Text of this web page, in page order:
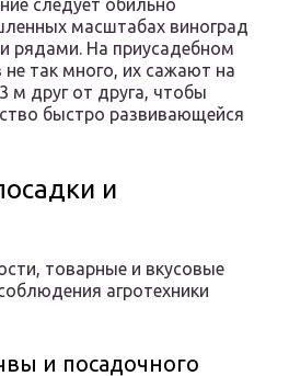
следует обильно
масштабах виноград
рядами. На приусадебном
не так много, их сажают на
м друг от друга, чтобы
быстро развивающейся
и
товарные и вкусовые
агротехники
и посадочного